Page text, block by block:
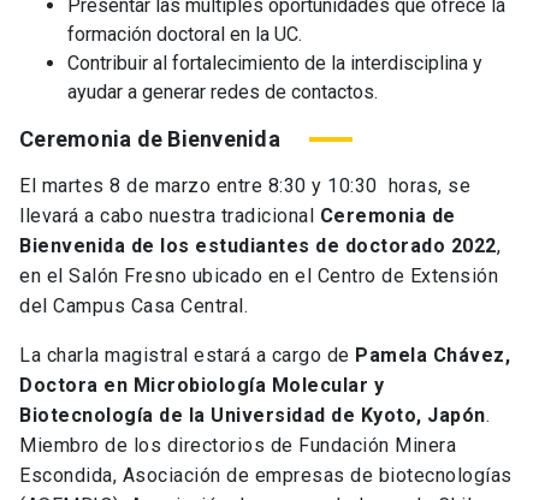
Presentar las múltiples oportunidades que ofrece la
formación doctoral en la UC.
Contribuir al fortalecimiento de la interdisciplina y
ayudar a generar redes de contactos.
Ceremonia de Bienvenida
El martes 8 de marzo entre 8:30 y 10:30 horas, se
llevará a cabo nuestra tradicional Ceremonia de
Bienvenida de los estudiantes de doctorado 2022,
en el Salón Fresno ubicado en el Centro de Extensión
del Campus Casa Central.
La charla magistral estará a cargo de Pamela Chávez,
Doctora en Microbiología Molecular y
Biotecnología de la Universidad de Kyoto, Japón.
Miembro de los directorios de Fundación Minera
Escondida, Asociación de empresas de biotecnologías